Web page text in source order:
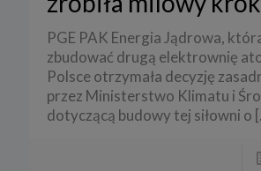
PGE PAK Energia Jądrowa,
zbudować drugą elektrownię
Polsce otrzymała decyzję
przez Ministerstwo Klimatu i
dotyczącą budowy tej siłowni o